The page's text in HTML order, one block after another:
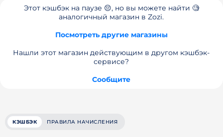
Этот кэшбэк на паузе 😔, но вы можете найти 🧐
аналогичный магазин в Zozi.
Посмотреть другие магазины
Нашли этот магазин действующим в другом кэшбэк-
сервисе?
Сообщите
КЭШБЭК ПРАВИЛА НАЧИСЛЕНИЯ